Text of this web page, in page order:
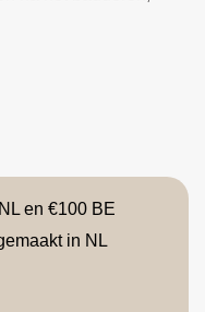
en €100 BE
in NL